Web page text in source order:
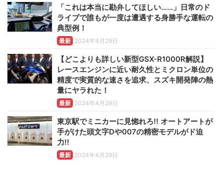
「これは本当に勘弁してほしい……」日常のド
ライブで誰もが一度は遭遇する身勝手な運転の
典型例！
最新 2024年4月29日
【どこよりも詳しい新型GSX-R1000R解説】
レースエンジンに近い耐久性とミクロン単位の
精度で実質的な速さを追求、スズキ開発陣の熱
量にヤラれた！
最新 2024年4月29日
東京駅でミニカーに見惚れろ!! オートアートが
手がけた頭文字Dや007の精密モデルがド迫
力!!
最新 2024年4月29日